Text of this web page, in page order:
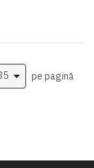
pe pagină